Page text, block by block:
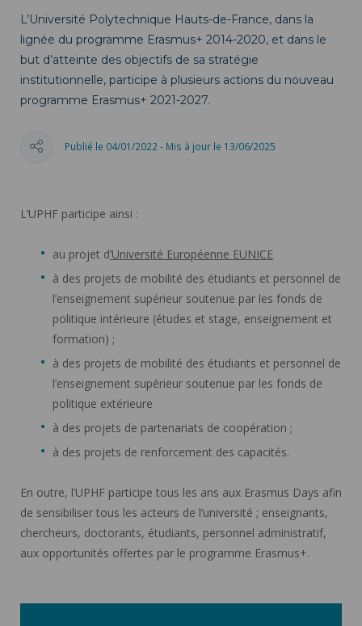
L’Université Polytechnique Hauts-de-France, dans la
lignée du programme Erasmus+ 2014-2020, et dans le
but d’atteinte des objectifs de sa stratégie
institutionnelle, participe à plusieurs actions du nouveau
programme Erasmus+ 2021-2027.
Publié le 04/01/2022 - Mis à jour le 13/06/2025
L’UPHF participe ainsi :
au projet d’Université Européenne EUNICE
à des projets de mobilité des étudiants et personnel de
l’enseignement supérieur soutenue par les fonds de
politique intérieure (études et stage, enseignement et
formation) ;
à des projets de mobilité des étudiants et personnel de
l’enseignement supérieur soutenue par les fonds de
politique extérieure
à des projets de partenariats de coopération ;
à des projets de renforcement des capacités.
En outre, l’UPHF participe tous les ans aux Erasmus Days afin
de sensibiliser tous les acteurs de l’université ; enseignants,
chercheurs, doctorants, étudiants, personnel administratif,
aux opportunités offertes par le programme Erasmus+.